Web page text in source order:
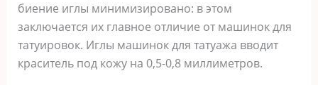
биение иглы минимизировано: в этом
заключается их главное отличие от машинок для
татуировок. Иглы машинок для татуажа вводит
краситель под кожу на 0,5-0,8 миллиметров.